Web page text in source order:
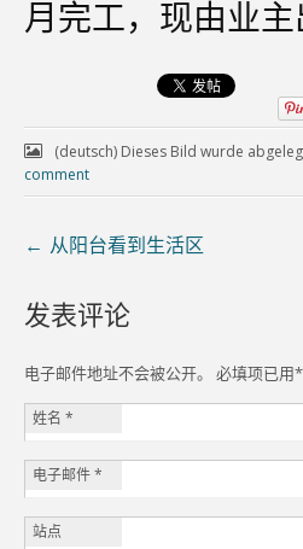
月完工，现由业主
(deutsch) Dieses Bild wurde
comment
← 从阳台看到生活区
发表评论
电子邮件地址不会被公开。 必填项已用*
姓名 *
电子邮件*
站点